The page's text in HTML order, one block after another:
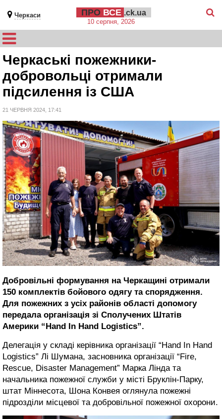
Черкаси ПРО ВСЕ .ck.ua
10 серпня, 2026
Черкаські пожежники-
добровольці отримали
підсилення із США
21 ЧЕРВНЯ 2024, 17:41
Добровільні формування на Черкащині отримали
150 комплектів бойового одягу та спорядження.
Для пожежних з усіх районів області допомогу
передала організація зі Сполучених Штатів
Америки “Hand In Hand Logistics”.
Делегація у складі керівника організації “Hand In Hand
Logistics” Лі Шумана, засновника організації “Fire,
Rescue, Disaster Management” Марка Лінда та
начальника пожежної служби у місті Бруклін-Парку,
штат Міннесота, Шона Конвея оглянула пожежні
підрозділи місцевої та добровільної пожежної охорони.